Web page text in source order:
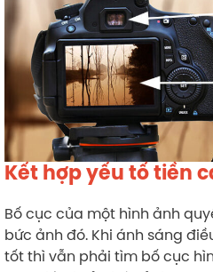
Kết hợp yếu tố tiền
Bố cục của một hình ảnh
bức ảnh đó. Khi ánh sáng
tốt thì vẫn phải tìm bố cục